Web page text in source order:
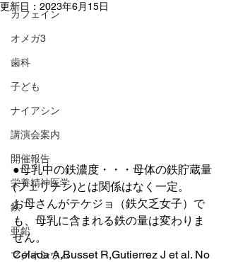
カフェイン
オメガ3
歯科
子ども
ナイアシン
講演会案内
開催報告
栄養精神医学
鉄
亜鉛
マグネシウム
更新日： 2023年6月15日
●母乳中の鉄濃度・・・母体の鉄貯蔵量
(フェリチン)とは関係はなく一定。
お母さんがテケジョ（鉄欠乏女子）で
も、母乳に含まれる鉄の量は変わりま
せん。
Celada A,Busset R,Gutierrez J et al. No